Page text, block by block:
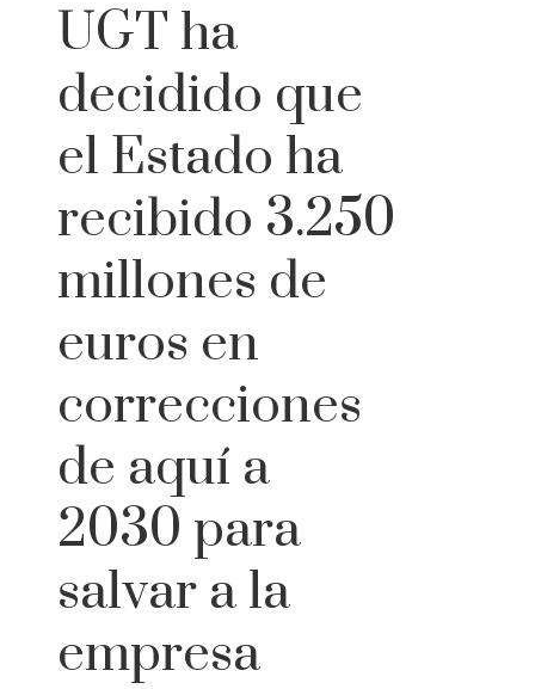
UGT ha
decidido que
el Estado ha
recibido 3.250
millones de
euros en
correcciones
de aquí a
2030 para
salvar a la
empresa